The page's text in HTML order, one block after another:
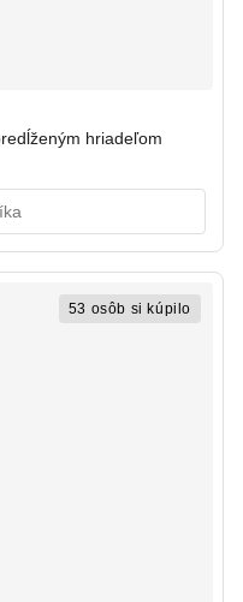
hriadeľom
53 osôb si kúpilo